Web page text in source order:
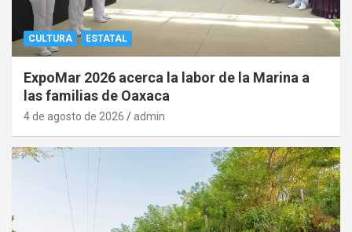
CULTURA ESTATAL
ExpoMar 2026 acerca la labor de la Marina a
las familias de Oaxaca
4 de agosto de 2026 admin